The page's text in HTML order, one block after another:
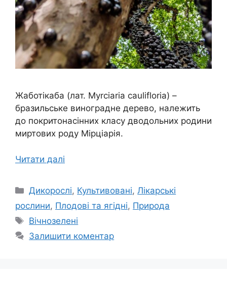
Жаботікаба (лат. Myrciaria caulifloria) –
бразильське виноградне дерево, належить
до покритонасінних класу дводольних родини
миртових роду Мірціарія.
Читати далі
Категорії
Дикорослі, Культивовані,Лікарські
рослини, Плодові та ягідні, Природа
Позначки
Вічнозелені
Залишити коментар